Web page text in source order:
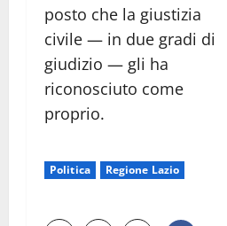
posto che la giustizia
civile — in due gradi di
giudizio — gli ha
riconosciuto come
proprio.
Politica Regione Lazio